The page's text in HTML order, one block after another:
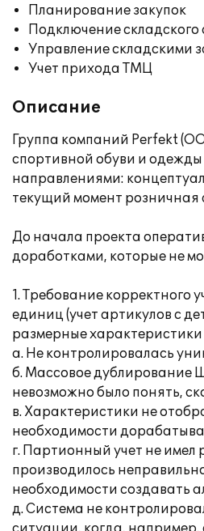
Планирование закупок
Подключение
Управление складскими
Учет прихода ТМЦ
Описание
Группа компаний Perfekt
спортивной обуви и одежды
направлениями:
текущий момент розничная
До начала проекта
доработками, которые не
1. Требование корректного
единиц (учет артикулов с
размерные характеристики
а. Не контролировалась
б. Массовое дублирование
невозможно было понять,
в. Характеристики не
необходимости
г. Партионный учет не имел
производилось
необходимости создавать
д. Система не